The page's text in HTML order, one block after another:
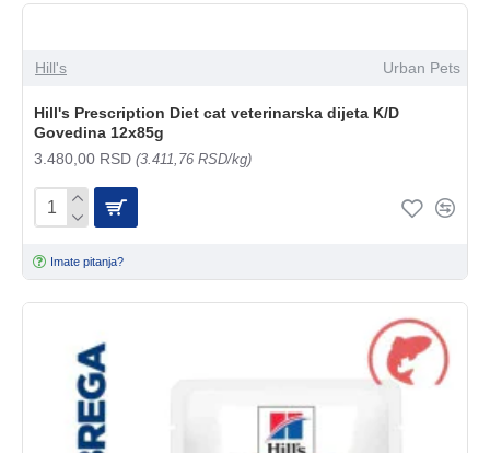
Hill's Urban Pets
Hill's Prescription Diet cat veterinarska dijeta K/D
Govedina 12x85g
3.480,00 RSD (3.411,76 RSD/kg)
Imate pitanja?